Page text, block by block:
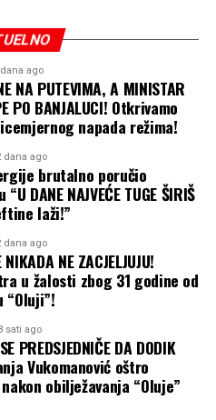
smijenjen sa funkcije
što su svi članovi
lidera SNSD-a Milorada
i da je isključen iz
i sa funkcije v.d. predsjednika
realizovana, a CAPITAL je
je Elek podnio tužbu pred
tražio poništenje odluke o
direktora
u susret i donio
sprovođenje
gasa“ o njegovoj
ago
NA PUTEVIMA, A MINISTAR
PO BANJALUCI! Otkrivamo
napada režima!
dana ago
brutalno poručio
DANE NAJVEĆE TUGE ŠIRIŠ
laži!”
dana ago
NIKADA NE ZACJELJUJU!
u žalosti zbog 31 godine od
“Oluji”!
sati ago
PREDSJEDNIČE DA DODIK
Vukomanović oštro
obilježavanja “Oluje”